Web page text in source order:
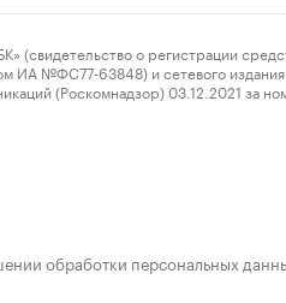
о регистрации
№ФС77-63848) и сетевого
(Роскомнадзор) 03.12.2021
обработки персональных